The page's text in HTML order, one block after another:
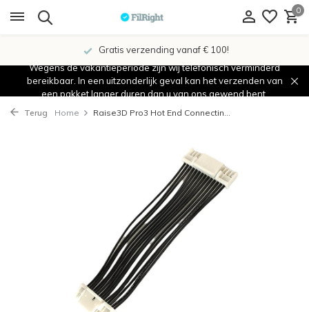
0
Gratis verzending vanaf € 100!
Wegens de vakantieperiode zijn wij telefonisch verminderd
bereikbaar. In een uitzonderlijk geval kan het verzenden van
een pakket langer duren dan u van ons gewend bent.
Terug Home Raise3D Pro3 Hot End Connectin...